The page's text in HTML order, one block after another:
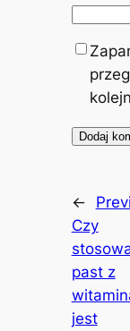
←
Czy
past z
jest